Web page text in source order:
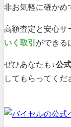
非お気軽に確かめ
高額査定と安心サ
いく取引 ができる
ぜひあなたも ↓公
してもらってくだ